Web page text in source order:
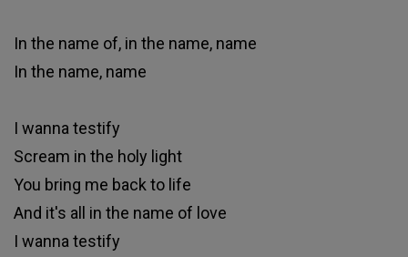
In the name of, in the name, name
In the name, name
I wanna testify
Scream in the holy light
You bring me back to life
And it's all in the name of love
I wanna testify